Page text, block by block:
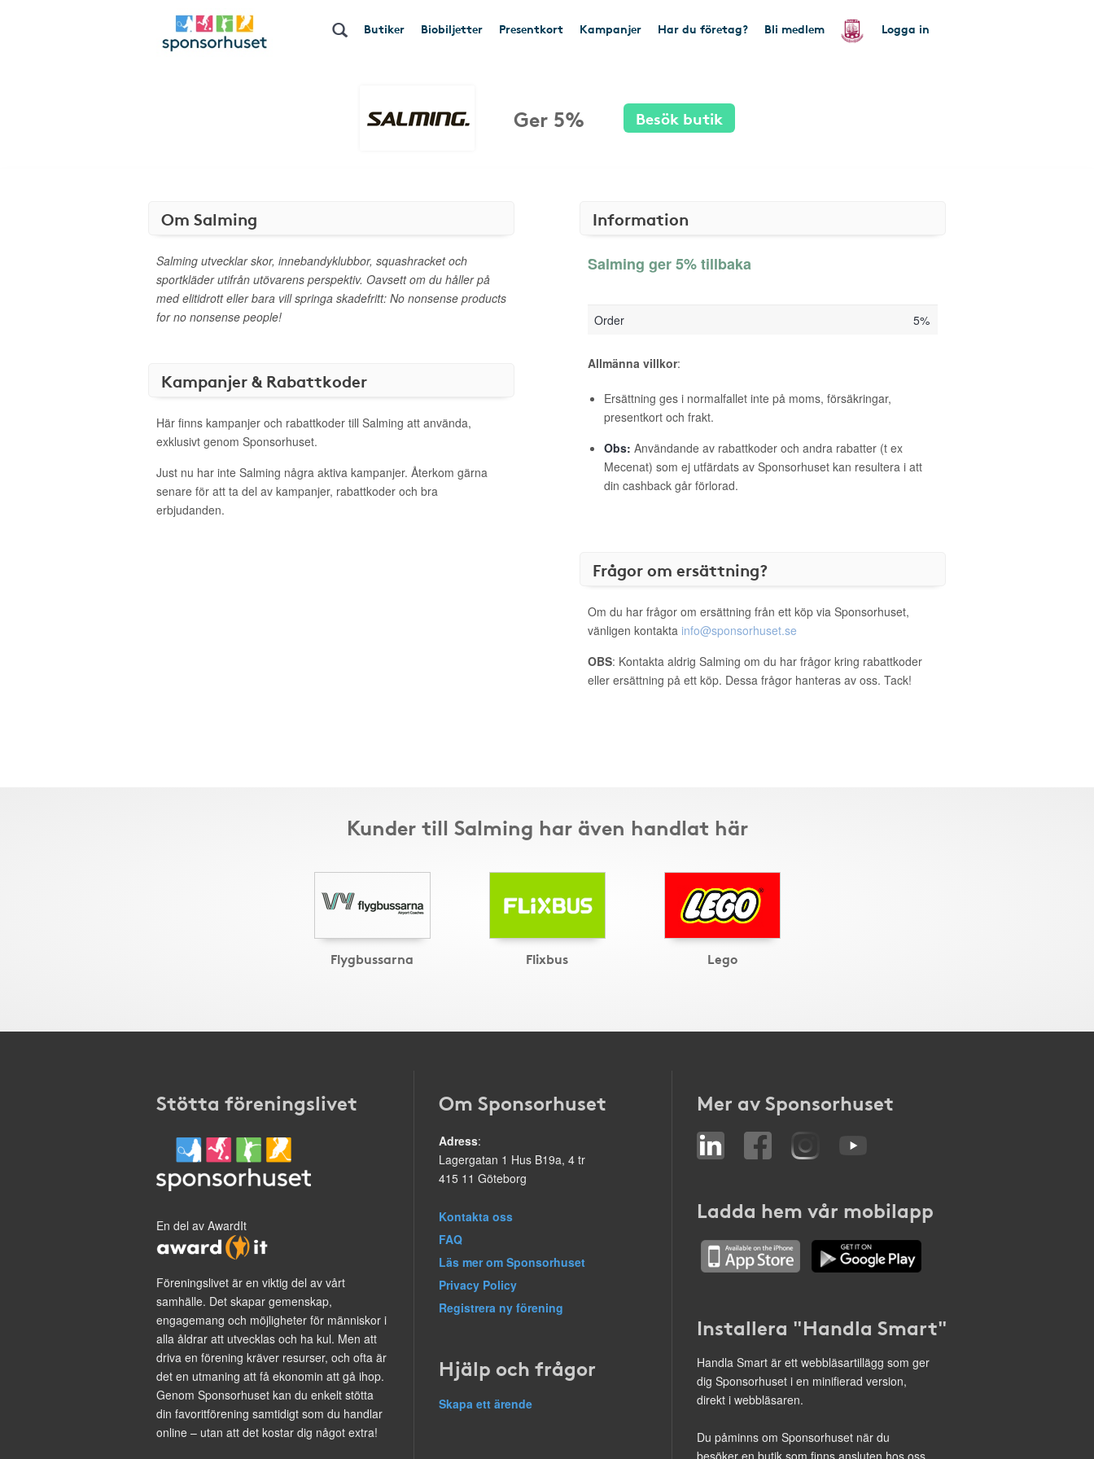
Butiker Biobiljetter Presentkort Kampanjer Har du företag? Bli medlem Logga in
Ger 5% Besök butik
Om Salming
Salming utvecklar skor, innebandyklubbor, squashracket och
sportkläder utifrån utövarens perspektiv. Oavsett om du håller på
med elitidrott eller bara vill springa skadefritt: No nonsense products
for no nonsense people!
Kampanjer & Rabattkoder
Här finns kampanjer och rabattkoder till Salming att använda,
exklusivt genom Sponsorhuset.
Just nu har inte Salming några aktiva kampanjer. Återkom gärna
senare för att ta del av kampanjer, rabattkoder och bra
erbjudanden.
Information
Salming ger 5% tillbaka
Order 5%
Allmänna villkor:
Ersättning ges i normalfallet inte på moms, försäkringar,
presentkort och frakt.
Obs: Användande av rabattkoder och andra rabatter (t ex
Mecenat) som ej utfärdats av Sponsorhuset kan resultera i att
din cashback går förlorad.
Frågor om ersättning?
Om du har frågor om ersättning från ett köp via Sponsorhuset,
vänligen kontakta info@sponsorhuset.se
OBS: Kontakta aldrig Salming om du har frågor kring rabattkoder
eller ersättning på ett köp. Dessa frågor hanteras av oss. Tack!
Kunder till Salming har även handlat här
Flygbussarna Flixbus Lego
Stötta föreningslivet
En del av AwardIt
Föreningslivet är en viktig del av vårt
samhälle. Det skapar gemenskap,
engagemang och möjligheter för människor i
alla åldrar att utvecklas och ha kul. Men att
driva en förening kräver resurser, och ofta är
det en utmaning att få ekonomin att gå ihop.
Genom Sponsorhuset kan du enkelt stötta
din favoritförening samtidigt som du handlar
online – utan att det kostar dig något extra!
Om Sponsorhuset
Adress:
Lagergatan 1 Hus B19a, 4 tr
415 11 Göteborg
Kontakta oss
FAQ
Läs mer om Sponsorhuset
Privacy Policy
Registrera ny förening
Hjälp och frågor
Skapa ett ärende
Mer av Sponsorhuset
Ladda hem vår mobilapp
Installera "Handla Smart"
Handla Smart är ett webbläsartillägg som ger
dig Sponsorhuset i en minifierad version,
direkt i webbläsaren.
Du påminns om Sponsorhuset när du